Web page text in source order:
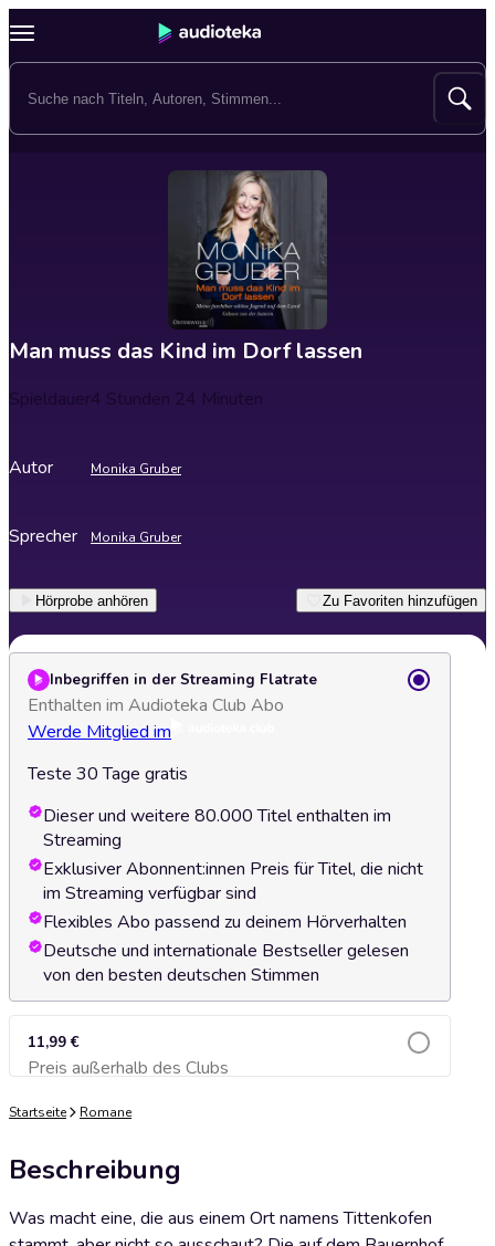
Man muss das Kind im Dorf lassen
Spieldauer4 Stunden 24 Minuten
Autor Monika Gruber
Sprecher Monika Gruber
Hörprobe anhören Zu Favoriten hinzufügen
Inbegriffen in der Streaming Flatrate
Enthalten im Audioteka Club Abo
Werde Mitglied im
Teste 30 Tage gratis
Dieser und weitere 80.000 Titel enthalten im
Streaming
Exklusiver Abonnent:innen Preis für Titel, die nicht
im Streaming verfügbar sind
Flexibles Abo passend zu deinem Hörverhalten
Deutsche und internationale Bestseller gelesen
von den besten deutschen Stimmen
11,99 €
Preis außerhalb des ClubsZum Warenkorb hinzufügen
Startseite Romane
Beschreibung
Was macht eine, die aus einem Ort namens Tittenkofen